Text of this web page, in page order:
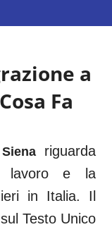
a
Fa
Siena
riguarda
lavoro e la
in Italia. Il
Testo Unico